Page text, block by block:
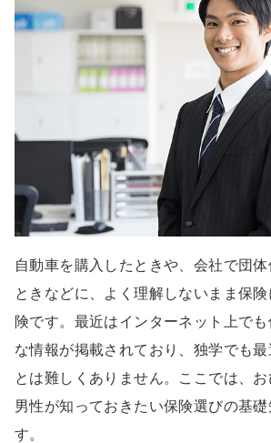
自動車を購入したときや、会社で団
ときなどに、よく理解しないまま保
険です。最近はインターネット上で
な情報が掲載されており、独学でも
とは難しくありません。ここでは、
男性が知っておきたい保険選びの基
す。